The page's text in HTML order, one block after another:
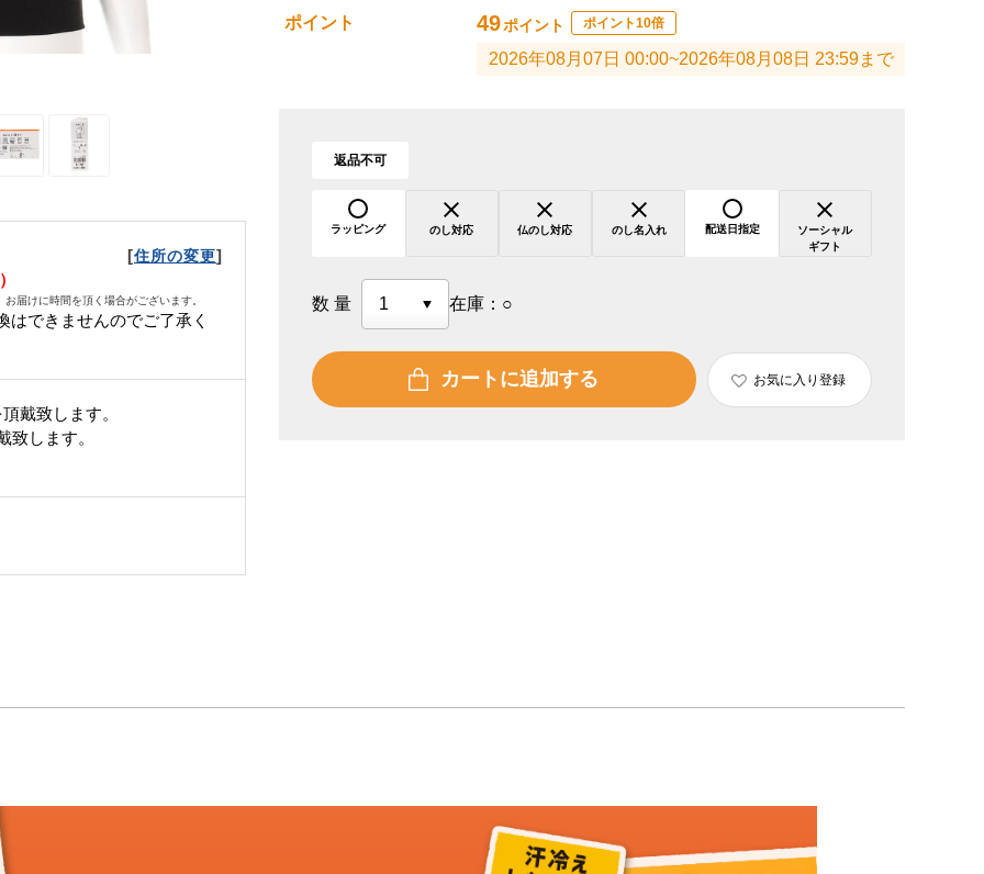
[住所の変更]
届けに時間を頂く場合がございます。
はできませんのでご了承く
戴致します。
致します。
ポイント 49ポイント ポイント10倍
2026年08月07日 00:00~2026年08月08日 23:59まで
返品不可
ラッピング のし対応 仏のし対応 のし名入れ 配送日指定
ソーシャル
ギフト
数量 在庫： ○
カートに追加する お気に入り登録